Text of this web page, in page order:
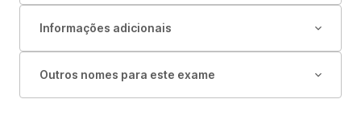
Informações adicionais
Outros nomes para este exame